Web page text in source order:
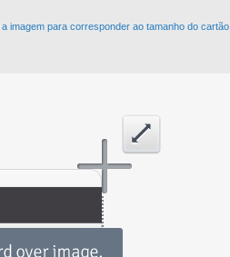
imagem para corresponder ao tamanho do cartão.